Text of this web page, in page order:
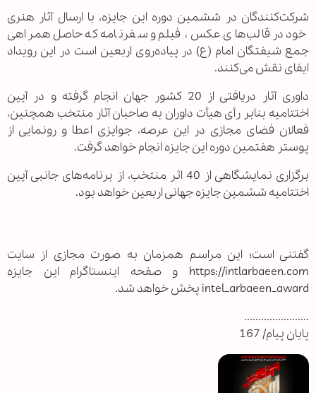
شرکت‌کنندگان در ششمین دوره این جایزه، با ارسال آثار هنری
خود در قالب‌های عکس، فیلم و سفرنامه که حاصل همراهی
جمع شیفتگان امام (ع) در پیاده‌روی اربعین است در این رویداد
ایفای نقش می‌کنند.
داوری آثار دریافتی از 20 کشور جهان انجام گرفته و در آیین
اختتامیه بنابر رأی هیأت داوران به صاحبان آثار منتخب همچنین،
فعالان فضای مجازی در این عرصه، جوایزی اعطا و رونمایی از
پوستر هفتمین دوره این جایزه انجام خواهد گرفت.
برگزاری نمایشگاهی از 40 اثر منتخب، از برنامه‌های جانبی آیین
اختتامیه ششمین جایزه جهانی اربعین خواهد بود.
گفتنی است؛ این مراسم همزمان به صورت مجازی از سایت
https://intlarbaeen.com و صفحه اینستاگرام این جایزه
intel_arbaeen_award پخش خواهد شد.
.......................
پایان پیام/ 167